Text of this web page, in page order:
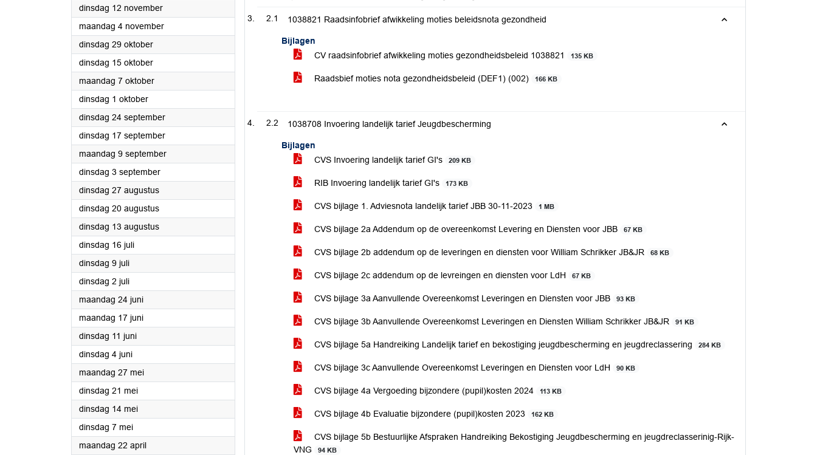
dinsdag 12 november2024
maandag 4 november2024
dinsdag 29 oktober2024
dinsdag 15 oktober2024
maandag 7 oktober2024
dinsdag 1 oktober2024
dinsdag 24 september2024
dinsdag 17 september2024
maandag 9 september2024
dinsdag 3 september2024
dinsdag 27 augustus2024
dinsdag 20 augustus2024
dinsdag 13 augustus2024
dinsdag 16 juli2024
dinsdag 9 juli2024
dinsdag 2 juli2024
maandag 24 juni2024
maandag 17 juni2024
dinsdag 11 juni2024
dinsdag 4 juni2024
maandag 27 mei2024
dinsdag 21 mei2024
dinsdag 14 mei2024
dinsdag 7 mei2024
maandag 22 april2024
2.1 1038821 Raadsinfobrief afwikkeling moties beleidsnota gezondheid
Bijlagen
CV raadsinfobrief afwikkeling moties gezondheidsbeleid 1038821
135 KB
Raadsbief moties nota gezondheidsbeleid (DEF1) (002) 166 KB
2.2 1038708 Invoering landelijk tarief Jeugdbescherming
Bijlagen
CVS Invoering landelijk tarief GI's
209 KB
RIB Invoering landelijk tarief GI's 173 KB
CVS bijlage 1. Adviesnota landelijk tarief JBB 30-11-2023 1 MB
CVS bijlage 2a Addendum op de overeenkomst Levering en Diensten voor JBB 67 KB
CVS bijlage 2b addendum op de leveringen en diensten voor William Schrikker JB&JR 68 KB
CVS bijlage 2c addendum op de levreingen en diensten voor LdH 67 KB
CVS bijlage 3a Aanvullende Overeenkomst Leveringen en Diensten voor JBB 93 KB
CVS bijlage 3b Aanvullende Overeenkomst Leveringen en Diensten William Schrikker JB&JR 91 KB
CVS bijlage 5a Handreiking Landelijk tarief en bekostiging jeugdbescherming en jeugdreclassering 284 KB
CVS bijlage 3c Aanvullende Overeenkomst Leveringen en Diensten voor LdH 90 KB
CVS bijlage 4a Vergoeding bijzondere (pupil)kosten 2024 113 KB
CVS bijlage 4b Evaluatie bijzondere (pupil)kosten 2023 162 KB
CVS bijlage 5b Bestuurlijke Afspraken Handreiking Bekostiging Jeugdbescherming en jeugdreclasserinig-Rijk-
VNG
94 KB